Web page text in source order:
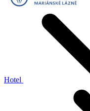
Hotel